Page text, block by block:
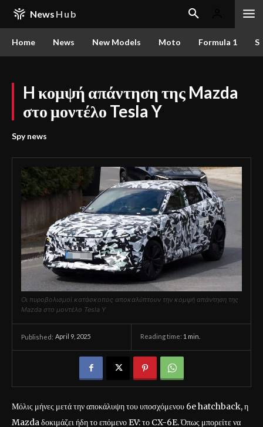
News Hub
Home News New Models Moto Formula 1
H κομψή απάντηση της Mazda
στο μοντέλο Tesla Y
Spy news
Οι πυροβολισμοί κατάσκοπος αποκαλύπτουν την κομψή απάντηση της
Mazda στο μοντέλο Tesla Y
Published: April 9, 2025 Reading time: 1 min.
Μόλις μήνες μετά την αποκάλυψη του υποσχόμενου 6e hatchback, η
Mazda δοκιμάζει ήδη το επόμενο EV: το CX-6E. Όπως μπορείτε να